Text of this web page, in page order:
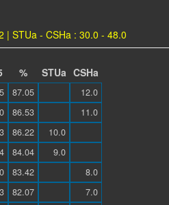
| STUa - CSHa : 30.0 - 48.0
% STUa CSHa
87.05
12.0
86.53
11.0
86.22
10.0
84.04
9.0
83.42
8.0
82.07
7.0